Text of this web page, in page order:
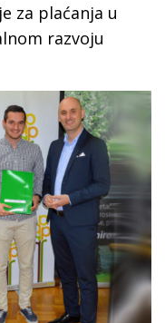
za plaćanja u
razvoju